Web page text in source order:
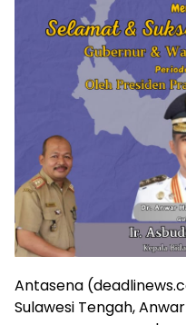
Antasena
Sulawesi Tengah,